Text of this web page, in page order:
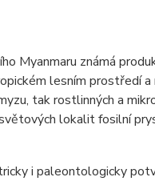
Myanmaru známá
lesním prostředí
tak rostlinných a
lokalit fosilní
i paleontologicky